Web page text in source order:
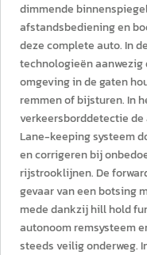
dimmende
afstandsbediening en
deze complete auto. In
technologieën aanwezig
omgeving in de gaten
remmen of bijsturen. In
verkeersborddetectie
Lane-keeping systeem
en corrigeren bij
rijstrooklijnen. De
gevaar van een botsing
mede dankzij hill hold
autonoom remsysteem
steeds veilig onderweg.